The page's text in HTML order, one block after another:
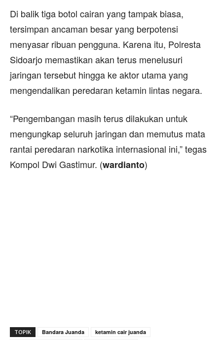
Di balik tiga botol cairan yang tampak biasa,
tersimpan ancaman besar yang berpotensi
menyasar ribuan pengguna. Karena itu, Polresta
Sidoarjo memastikan akan terus menelusuri
jaringan tersebut hingga ke aktor utama yang
mengendalikan peredaran ketamin lintas negara.
“Pengembangan masih terus dilakukan untuk
mengungkap seluruh jaringan dan memutus mata
rantai peredaran narkotika internasional ini,” tegas
Kompol Dwi Gastimur. (wardianto)
TOPIK Bandara Juanda
ketamin cair juanda